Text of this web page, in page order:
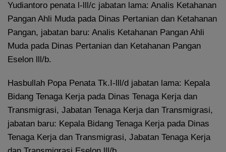
Yudiantoro penata l-lll/c jabatan lama: Analis Ketahanan
Pangan Ahli Muda pada Dinas Pertanian dan Ketahanan
Pangan, jabatan baru: Analis Ketahanan Pangan Ahli
Muda pada Dinas Pertanian dan Ketahanan Pangan
Eselon lll/b.
Hasbullah Popa Penata Tk.I-lll/d jabatan lama: Kepala
Bidang Tenaga Kerja pada Dinas Tenaga Kerja dan
Transmigrasi, Jabatan Tenaga Kerja dan Transmigrasi,
jabatan baru: Kepala Bidang Tenaga Kerja pada Dinas
Tenaga Kerja dan Transmigrasi, Jabatan Tenaga Kerja